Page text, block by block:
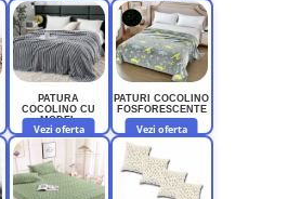
PATURA
COCOLINO CU
MODEL
Vezi oferta
PATURI COCOLINO
FOSFORESCENTE
Vezi oferta